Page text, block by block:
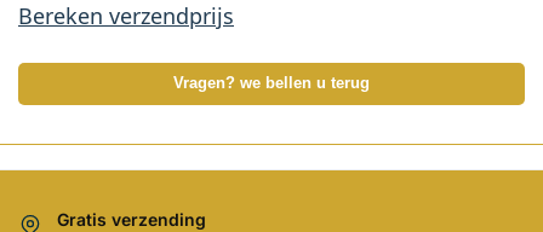
Bereken verzendprijs
Vragen? we bellen u terug
Gratis verzending